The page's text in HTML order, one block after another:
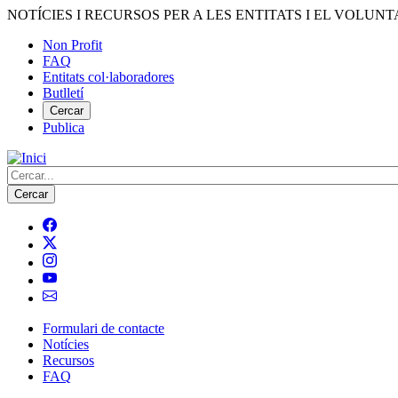
Vés
contingut
NOTÍCIES I RECURSOS PER A LES ENTITATS I EL
Menú
del
compte
d'usuari
Non Profit
FAQ
Entitats col·laboradores
Butlletí
Cercar
Publica
Cerca
Navegació
principal
Formulari de contacte
Notícies
Recursos
FAQ